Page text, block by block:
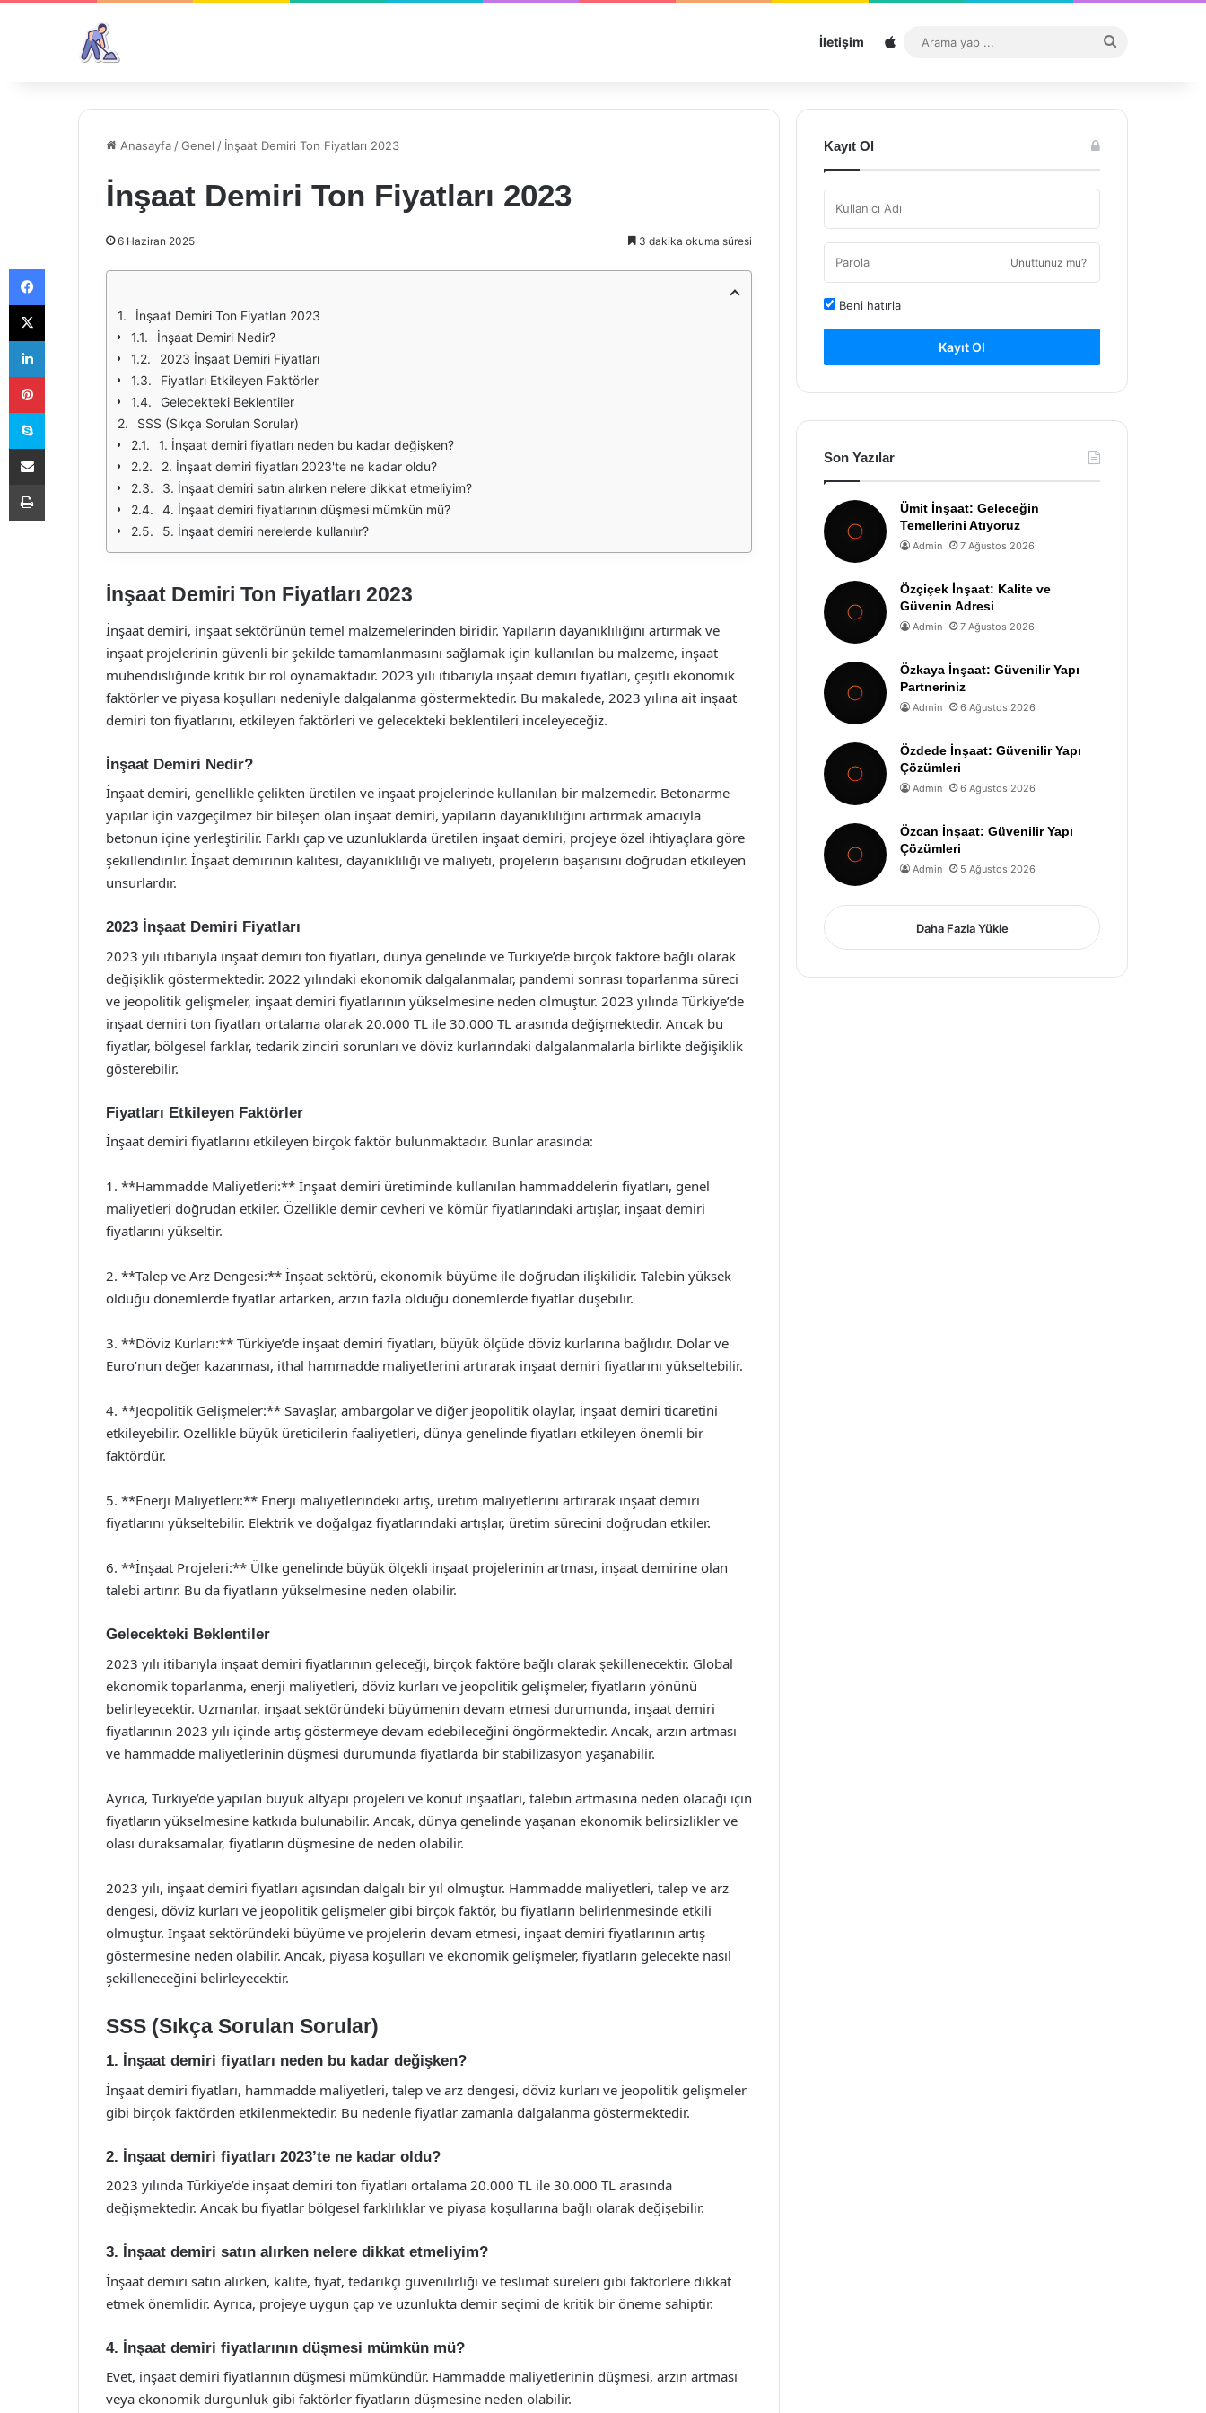
İletişim Sitemap
...
Anasayfa /Genel / İnşaat Demiri Ton Fiyatları 2023
İnşaat Demiri Ton Fiyatları 2023
6 Haziran 2025 3 dakika okuma süresi
İnşaat Demiri Ton Fiyatları 2023
İnşaat Demiri Nedir?
2023 İnşaat Demiri Fiyatları
Fiyatları Etkileyen Faktörler
Gelecekteki Beklentiler
SSS (Sıkça Sorulan Sorular)
1. İnşaat demiri fiyatları neden bu kadar değişken?
2. İnşaat demiri fiyatları 2023'te ne kadar oldu?
3. İnşaat demiri satın alırken nelere dikkat etmeliyim?
4. İnşaat demiri fiyatlarının düşmesi mümkün mü?
5. İnşaat demiri nerelerde kullanılır?
İnşaat Demiri Ton Fiyatları 2023
İnşaat demiri, inşaat sektörünün temel malzemelerinden biridir. Yapıların dayanıklılığını artırmak ve
inşaat projelerinin güvenli bir şekilde tamamlanmasını sağlamak için kullanılan bu malzeme, inşaat
mühendisliğinde kritik bir rol oynamaktadır. 2023 yılı itibarıyla inşaat demiri fiyatları, çeşitli ekonomik
faktörler ve piyasa koşulları nedeniyle dalgalanma göstermektedir. Bu makalede, 2023 yılına ait inşaat
demiri ton fiyatlarını, etkileyen faktörleri ve gelecekteki beklentileri inceleyeceğiz.
İnşaat Demiri Nedir?
İnşaat demiri, genellikle çelikten üretilen ve inşaat projelerinde kullanılan bir malzemedir. Betonarme
yapılar için vazgeçilmez bir bileşen olan inşaat demiri, yapıların dayanıklılığını artırmak amacıyla
betonun içine yerleştirilir. Farklı çap ve uzunluklarda üretilen inşaat demiri, projeye özel ihtiyaçlara göre
şekillendirilir. İnşaat demirinin kalitesi, dayanıklılığı ve maliyeti, projelerin başarısını doğrudan etkileyen
unsurlardır.
2023 İnşaat Demiri Fiyatları
2023 yılı itibarıyla inşaat demiri ton fiyatları, dünya genelinde ve Türkiye’de birçok faktöre bağlı olarak
değişiklik göstermektedir. 2022 yılındaki ekonomik dalgalanmalar, pandemi sonrası toparlanma süreci
ve jeopolitik gelişmeler, inşaat demiri fiyatlarının yükselmesine neden olmuştur. 2023 yılında Türkiye’de
inşaat demiri ton fiyatları ortalama olarak 20.000 TL ile 30.000 TL arasında değişmektedir. Ancak bu
fiyatlar, bölgesel farklar, tedarik zinciri sorunları ve döviz kurlarındaki dalgalanmalarla birlikte değişiklik
gösterebilir.
Fiyatları Etkileyen Faktörler
İnşaat demiri fiyatlarını etkileyen birçok faktör bulunmaktadır. Bunlar arasında:
1. **Hammadde Maliyetleri:** İnşaat demiri üretiminde kullanılan hammaddelerin fiyatları, genel
maliyetleri doğrudan etkiler. Özellikle demir cevheri ve kömür fiyatlarındaki artışlar, inşaat demiri
fiyatlarını yükseltir.
2. **Talep ve Arz Dengesi:** İnşaat sektörü, ekonomik büyüme ile doğrudan ilişkilidir. Talebin yüksek
olduğu dönemlerde fiyatlar artarken, arzın fazla olduğu dönemlerde fiyatlar düşebilir.
3. **Döviz Kurları:** Türkiye’de inşaat demiri fiyatları, büyük ölçüde döviz kurlarına bağlıdır. Dolar ve
Euro’nun değer kazanması, ithal hammadde maliyetlerini artırarak inşaat demiri fiyatlarını yükseltebilir.
4. **Jeopolitik Gelişmeler:** Savaşlar, ambargolar ve diğer jeopolitik olaylar, inşaat demiri ticaretini
etkileyebilir. Özellikle büyük üreticilerin faaliyetleri, dünya genelinde fiyatları etkileyen önemli bir
faktördür.
5. **Enerji Maliyetleri:** Enerji maliyetlerindeki artış, üretim maliyetlerini artırarak inşaat demiri
fiyatlarını yükseltebilir. Elektrik ve doğalgaz fiyatlarındaki artışlar, üretim sürecini doğrudan etkiler.
6. **İnşaat Projeleri:** Ülke genelinde büyük ölçekli inşaat projelerinin artması, inşaat demirine olan
talebi artırır. Bu da fiyatların yükselmesine neden olabilir.
Gelecekteki Beklentiler
2023 yılı itibarıyla inşaat demiri fiyatlarının geleceği, birçok faktöre bağlı olarak şekillenecektir. Global
ekonomik toparlanma, enerji maliyetleri, döviz kurları ve jeopolitik gelişmeler, fiyatların yönünü
belirleyecektir. Uzmanlar, inşaat sektöründeki büyümenin devam etmesi durumunda, inşaat demiri
fiyatlarının 2023 yılı içinde artış göstermeye devam edebileceğini öngörmektedir. Ancak, arzın artması
ve hammadde maliyetlerinin düşmesi durumunda fiyatlarda bir stabilizasyon yaşanabilir.
Ayrıca, Türkiye’de yapılan büyük altyapı projeleri ve konut inşaatları, talebin artmasına neden olacağı için
fiyatların yükselmesine katkıda bulunabilir. Ancak, dünya genelinde yaşanan ekonomik belirsizlikler ve
olası duraksamalar, fiyatların düşmesine de neden olabilir.
2023 yılı, inşaat demiri fiyatları açısından dalgalı bir yıl olmuştur. Hammadde maliyetleri, talep ve arz
dengesi, döviz kurları ve jeopolitik gelişmeler gibi birçok faktör, bu fiyatların belirlenmesinde etkili
olmuştur. İnşaat sektöründeki büyüme ve projelerin devam etmesi, inşaat demiri fiyatlarının artış
göstermesine neden olabilir. Ancak, piyasa koşulları ve ekonomik gelişmeler, fiyatların gelecekte nasıl
şekilleneceğini belirleyecektir.
SSS (Sıkça Sorulan Sorular)
1. İnşaat demiri fiyatları neden bu kadar değişken?
İnşaat demiri fiyatları, hammadde maliyetleri, talep ve arz dengesi, döviz kurları ve jeopolitik gelişmeler
gibi birçok faktörden etkilenmektedir. Bu nedenle fiyatlar zamanla dalgalanma göstermektedir.
2. İnşaat demiri fiyatları 2023’te ne kadar oldu?
2023 yılında Türkiye’de inşaat demiri ton fiyatları ortalama 20.000 TL ile 30.000 TL arasında
değişmektedir. Ancak bu fiyatlar bölgesel farklılıklar ve piyasa koşullarına bağlı olarak değişebilir.
3. İnşaat demiri satın alırken nelere dikkat etmeliyim?
İnşaat demiri satın alırken, kalite, fiyat, tedarikçi güvenilirliği ve teslimat süreleri gibi faktörlere dikkat
etmek önemlidir. Ayrıca, projeye uygun çap ve uzunlukta demir seçimi de kritik bir öneme sahiptir.
4. İnşaat demiri fiyatlarının düşmesi mümkün mü?
Evet, inşaat demiri fiyatlarının düşmesi mümkündür. Hammadde maliyetlerinin düşmesi, arzın artması
veya ekonomik durgunluk gibi faktörler fiyatların düşmesine neden olabilir.
Kayıt Ol
Unuttunuz mu?
Beni hatırla
Kayıt Ol
Son Yazılar
Ümit İnşaat: Geleceğin
Temellerini Atıyoruz
Admin 7 Ağustos 2026
Özçiçek İnşaat: Kalite ve
Güvenin Adresi
Admin 7 Ağustos 2026
Özkaya İnşaat: Güvenilir Yapı
Partneriniz
Admin 6 Ağustos 2026
Özdede İnşaat: Güvenilir Yapı
Çözümleri
Admin 6 Ağustos 2026
Özcan İnşaat: Güvenilir Yapı
Çözümleri
Admin 5 Ağustos 2026
Daha Fazla Yükle
Facebook
X
LinkedIn
Pinterest
Skype
E-Posta ile paylaş